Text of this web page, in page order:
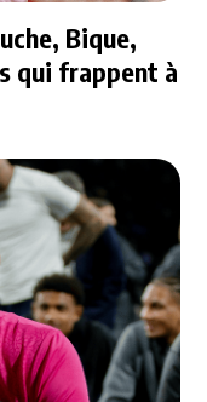
Bique,
qui frappent à